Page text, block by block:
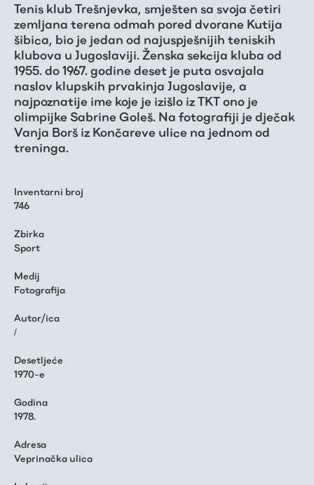
Tenis klub Trešnjevka, smješten sa svoja četiri
zemljana terena odmah pored dvorane Kutija
šibica, bio je jedan od najuspješnijih teniskih
klubova u Jugoslaviji. Ženska sekcija kluba od
1955. do 1967. godine deset je puta osvajala
naslov klupskih prvakinja Jugoslavije, a
najpoznatije ime koje je izišlo iz TKT ono je
olimpijke Sabrine Goleš. Na fotografiji je dječak
Vanja Borš iz Končareve ulice na jednom od
treninga.
Inventarni broj
746
Zbirka
Sport
Medij
Fotografija
Autor/ica
/
Desetljeće
1970-e
Godina
1978.
Adresa
Veprinačka ulica